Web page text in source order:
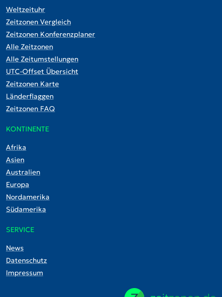
Weltzeituhr
Zeitzonen Vergleich
Zeitzonen Konferenzplaner
Alle Zeitzonen
Alle Zeitumstellungen
UTC-Offset Übersicht
Zeitzonen Karte
Länderflaggen
Zeitzonen FAQ
KONTINENTE
Afrika
Asien
Australien
Europa
Nordamerika
Südamerika
SERVICE
News
Datenschutz
Impressum